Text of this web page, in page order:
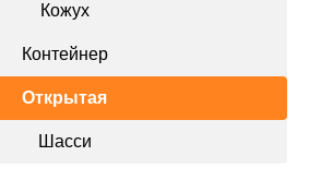
Кожух
Контейнер
Открытая
Шасси